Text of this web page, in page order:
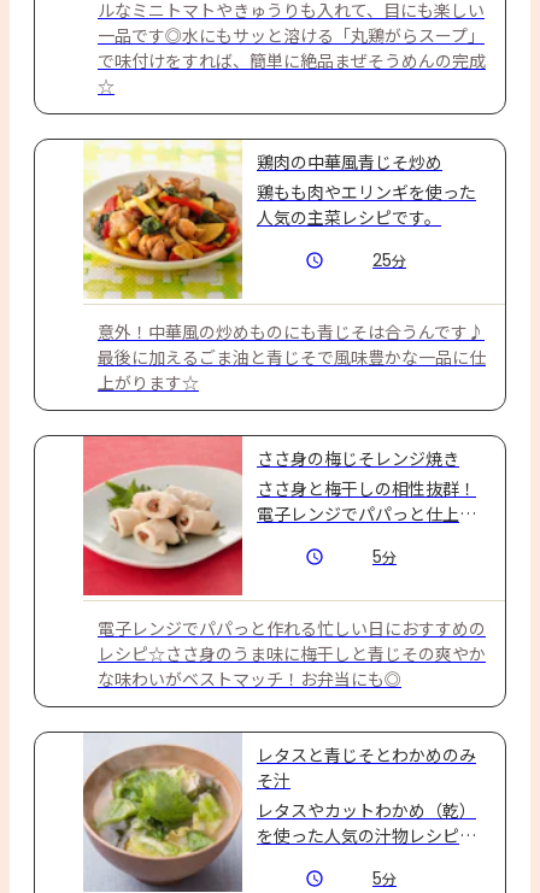
ルなミニトマトやきゅうりも入れて、目にも楽しい
一品です◎水にもサッと溶ける「丸鶏がらスープ」
で味付けをすれば、簡単に絶品まぜそうめんの完成
☆
鶏肉の中華風青じそ炒め
鶏もも肉やエリンギを使った
人気の主菜レシピです。
25分
意外！中華風の炒めものにも青じそは合うんです♪
最後に加えるごま油と青じそで風味豊かな一品に仕
上がります☆
ささ身の梅じそレンジ焼き
ささ身と梅干しの相性抜群！
電子レンジでパパっと仕上げ
5分
電子レンジでパパっと作れる忙しい日におすすめの
レシピ☆ささ身のうま味に梅干しと青じその爽やか
な味わいがベストマッチ！お弁当にも◎
レタスと青じそとわかめのみ
そ汁
レタスやカットわかめ（乾）
を使った人気の汁物レシピで
5分